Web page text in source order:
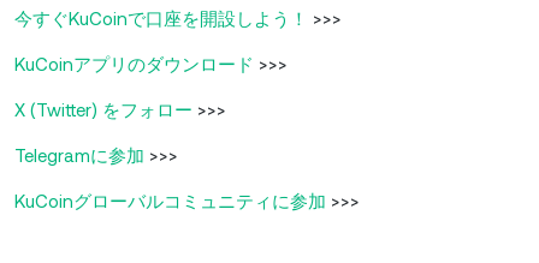
今すぐKuCoinで口座を開設しよう！ >>>
KuCoinアプリのダウンロード >>>
X (Twitter) をフォロー >>>
Telegramに参加 >>>
KuCoinグローバルコミュニティに参加 >>>